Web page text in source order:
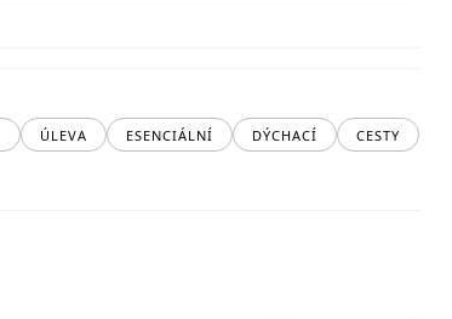
ÚLEVA ESENCIÁLNÍ DÝCHACÍ CESTY